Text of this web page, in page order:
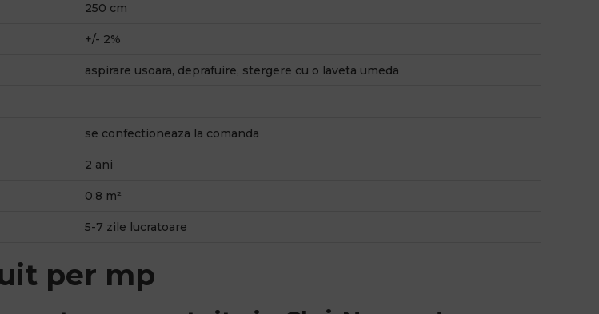
250 cm
+/- 2%
aspirare usoara, deprafuire, stergere cu o laveta umeda
se confectioneaza la comanda
2 ani
0.8 m²
5-7 zile lucratoare
per mp